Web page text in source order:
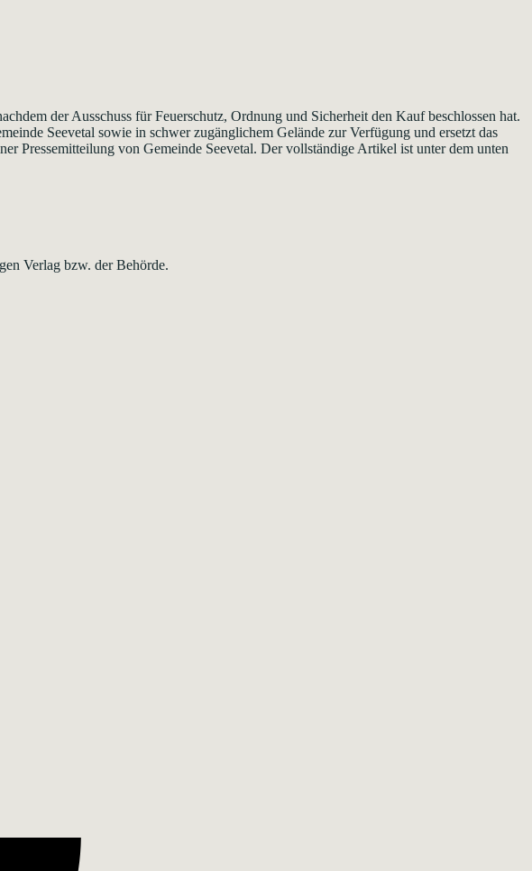
der Ausschuss für Feuerschutz, Ordnung und Sicherheit den Kauf beschlossen hat.
Seevetal sowie in schwer zugänglichem Gelände zur Verfügung und ersetzt das
Pressemitteilung von Gemeinde Seevetal. Der vollständige Artikel ist unter dem unten
Verlag bzw. der Behörde.